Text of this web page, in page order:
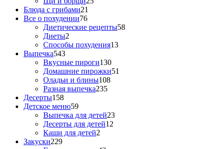
Блюда с грибами21
Все о похудении76
Диетические рецепты58
Диеты2
Способы похудения13
Выпечка543
Вкусные пироги130
Домашние пирожки51
Оладьи и блины108
Разная выпечка235
Десерты158
Детское меню59
Выпечка для детей23
Десерты для детей12
Каши для детей2
Закуски229